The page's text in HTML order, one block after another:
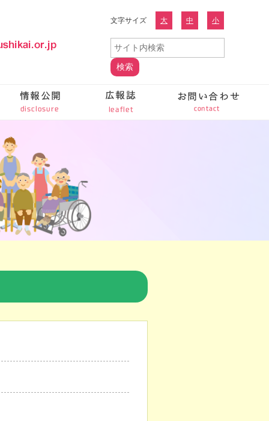
文字サイズ 大 中 小